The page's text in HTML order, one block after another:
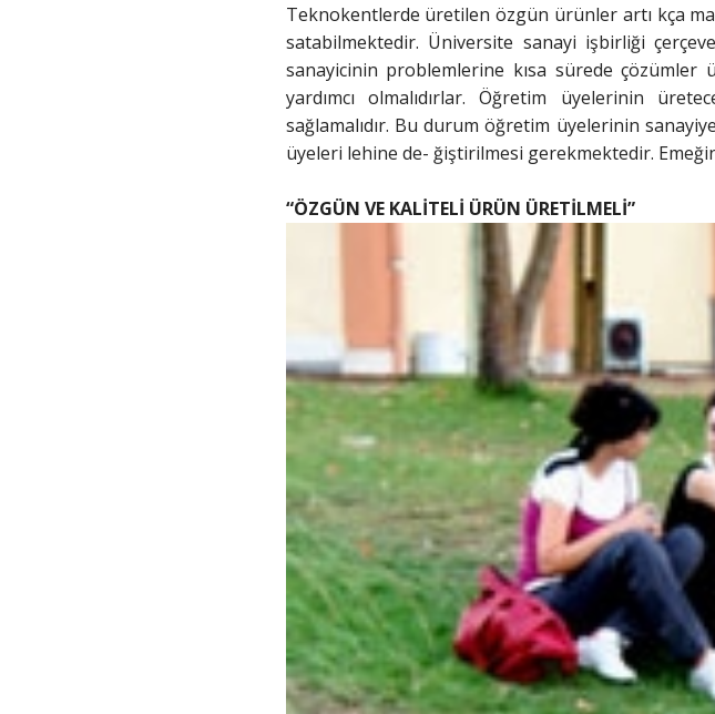
Teknokentlerde üretilen özgün ürünler artı kça
satabilmektedir. Üniversite sanayi işbirliği
sanayicinin problemlerine kısa sürede çözümler
yardımcı olmalıdırlar. Öğretim üyelerinin
sağlamalıdır. Bu durum öğretim üyelerinin
üyeleri lehine de- ğiştirilmesi gerekmektedir.
“ÖZGÜN VE KALİTELİ ÜRÜN ÜRETİLMELİ”